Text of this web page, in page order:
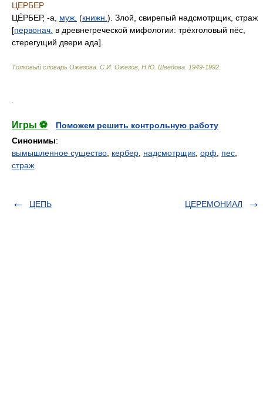
ЦЕРБЕР
ЦЕ́РБЕР, -а, муж. (книжн. ). Злой, свирепый надсмотрщик, страж
[первонач. в древнегреческой мифологии: трёхголовый пёс,
стерегущий двери ада].
Толковый словарь Ожегова С.И. Ожегов, Н.Ю. Шведова. 1949-1992
Игры ⚽
Поможем решить контрольную работу
Синонимы:
вымышленное существо кербер надсмотрщик орф пес
страж
ЦЕПЬ ЦЕРЕМОНИАЛ